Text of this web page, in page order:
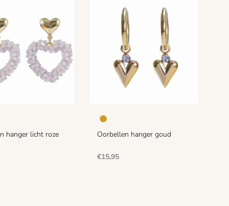
hanger licht roze Oorbellen hanger goud
Normale
€15,95
collectie, sale en acties!